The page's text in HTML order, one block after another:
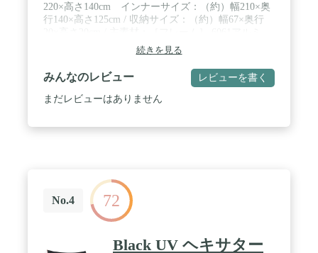
220×高さ140cm インナーサイズ：（約）幅210×奥
行140×高さ125cm / 収納サイズ：（約）幅67×奥行
［フライシート］難燃性バルキーポリタフタ（耐水
圧2000mm、UV-CUT加工） ［インナーシート］ポ
リタフタ（ブリーザブル撥水加工） ［フロアシー
ト］バルキーポリタフタ（耐水圧3000mm） / ロン
グノーズシルエットなので大型前室が実現。前室で
続きを見る
みんなのレビュー レビューを書く
まだレビューはありません
No.4 72
Black UV ヘキサター